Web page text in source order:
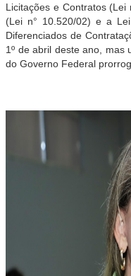
Licitações e Contratos
(Lei n° 10.520/02) e a
Diferenciados de
1º de abril deste ano, mas
do Governo Federal